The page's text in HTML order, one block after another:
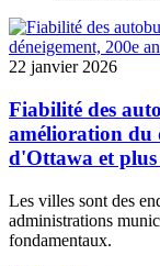
22 janvier 2026
Fiabilité des
amélioration du
d'Ottawa et plus
Les villes sont des
administrations
fondamentaux.